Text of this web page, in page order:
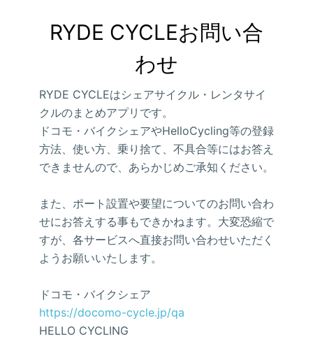
RYDE CYCLEお問い合
わせ
RYDE CYCLEはシェアサイクル・レンタサイ
クルのまとめアプリです。
ドコモ・バイクシェアやHelloCycling等の登録
方法、使い方、乗り捨て、不具合等にはお答え
できませんので、あらかじめご承知ください。
また、ポート設置や要望についてのお問い合わ
せにお答えする事もできかねます。大変恐縮で
すが、各サービスへ直接お問い合わせいただく
ようお願いいたします。
ドコモ・バイクシェア
https://docomo-cycle.jp/qa
HELLO CYCLING